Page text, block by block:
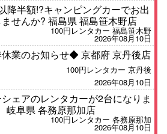
降半額!?キャンピングカーでお出
せんか? 福島県 福島笹木野店
100円レンタカー 福島笹木野
2026年08月10日
業のお知らせ◆ 京都府 京丹後店
100円レンタカー 京丹後
2026年08月10日
シェアのレンタカーが2台になりま
岐阜県 各務原那加店
100円レンタカー 各務原那加
2026年08月10日